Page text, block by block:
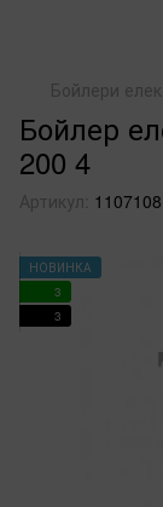
Бойлери
Бойлер
200 4
Артикул:
НОВИНКА
3
3